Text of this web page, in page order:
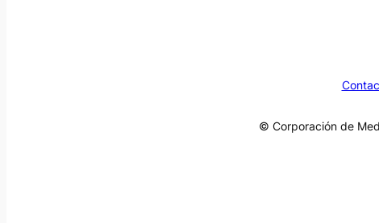
© Corporación de